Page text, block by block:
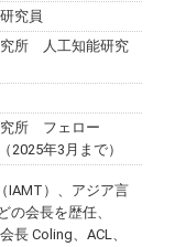
究員
所 人工知能研究
所 フェロー
年3月まで）
IAMT）、アジア言
の会長を歴任、
長 Coling、ACL、